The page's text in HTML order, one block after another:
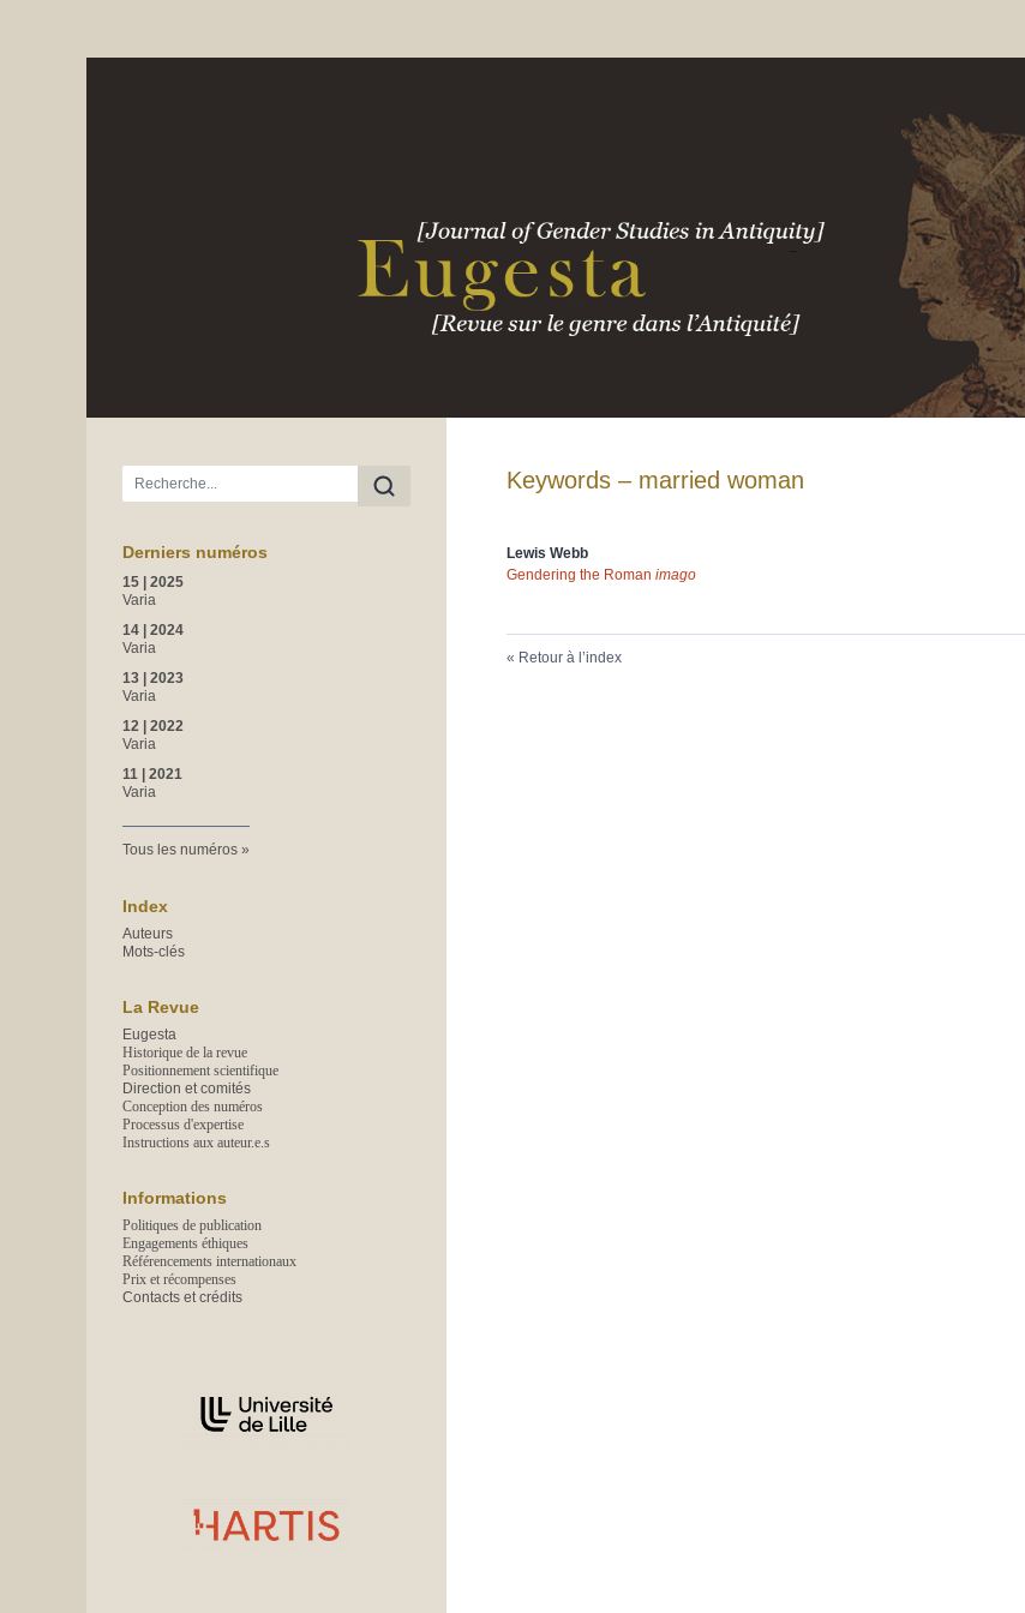
Menu principal
Derniers numéros
15 | 2025
Varia
14 | 2024
Varia
13 | 2023
Varia
12 | 2022
Varia
11 | 2021
Varia
Tous les numéros
Index
Auteurs
Mots-clés
La Revue
Eugesta
Historique de la revue
Positionnement scientifique
Direction et comités
Conception des numéros
Processus d'expertise
Instructions aux auteur.e.s
Informations
Politiques de publication
Engagements éthiques
Référencements internationaux
Prix et récompenses
Contacts et crédits
Keywords – married woman
Lewis Webb
Gendering the Roman imago
Retour à l’index